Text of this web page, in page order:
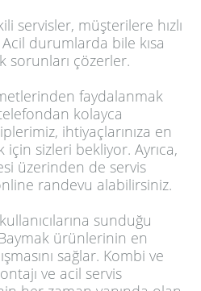
servisler, müşterilere hızlı
durumlarda bile kısa
sorunları çözerler.
faydalanmak
kolayca
ihtiyaçlarınıza en
sizleri bekliyor. Ayrıca,
üzerinden de servis
randevu alabilirsiniz.
sunduğu
ürünlerinin en
sağlar. Kombi ve
ve acil servis